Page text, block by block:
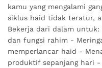
kamu yang mengalami
siklus haid tidak teratur,
Bekerja dari dalam untuk:
dan fungsi rahim -
memperlancar haid -
produktif sepanjang hari